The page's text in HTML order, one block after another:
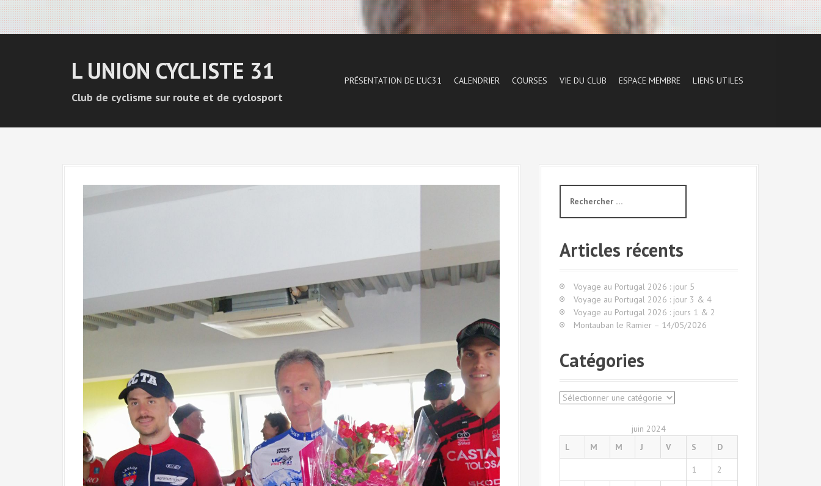
L UNION CYCLISTE 31
Club de cyclisme sur route et de cyclosport
PRÉSENTATION DE L’UC31 CALENDRIER COURSES VIE DU CLUB ESPACE MEMBRE LIENS UTILES
c
r
e
p
o
u
Articles récents
Voyage au Portugal 2026 : jour 5
Voyage au Portugal 2026 : jour 3 & 4
Voyage au Portugal 2026 : jours 1 & 2
Montauban le Ramier – 14/05/2026
Catégories
C
é
o
juin 2024
L
M M J V S D
1 2